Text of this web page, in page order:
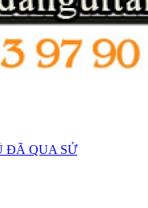
ĐÃ QUA SỬ